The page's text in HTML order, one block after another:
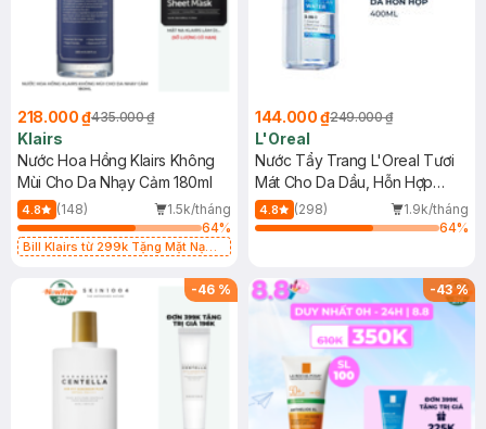
218.000 ₫435.000 ₫
Klairs
Nước Hoa Hồng Klairs Không
Mùi Cho Da Nhạy Cảm 180ml
4.8 (148)
1.5k/tháng
64%
Bill Klairs từ 299k Tặng Mặt Nạ
25ml (SL Có Hạn)
144.000 ₫249.000 ₫
L'Oreal
Nước Tẩy Trang L'Oreal Tươi
Mát Cho Da Dầu, Hỗn Hợp
400ml
4.8 (298)
1.9k/tháng
64%
-46 % -43%